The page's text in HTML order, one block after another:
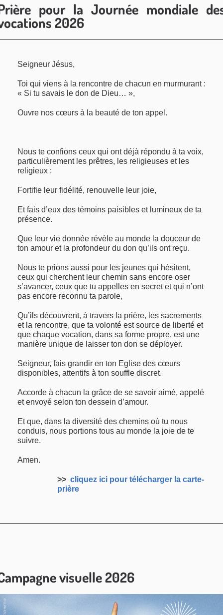
pour la Journée mondiale
2026
Seigneur Jésus,
Toi qui viens à la rencontre de chacun en murmurant :
« Si tu savais le don de Dieu… »,
Ouvre nos cœurs à la beauté de ton appel.
Nous te confions ceux qui ont déjà répondu à ta voix,
particulièrement les prêtres, les religieuses et les
religieux :
Fortifie leur fidélité, renouvelle leur joie,
Et fais d’eux des témoins paisibles et lumineux de ta
présence.
Que leur vie donnée révèle au monde la douceur de
ton amour et la profondeur du don qu’ils ont reçu.
Nous te prions aussi pour les jeunes qui hésitent,
ceux qui cherchent leur chemin sans encore oser
s’avancer, ceux que tu appelles en secret et qui n’ont
pas encore reconnu ta parole,
Qu’ils découvrent, à travers la prière, les sacrements
et la rencontre, que ta volonté est source de liberté et
que chaque vocation, dans sa forme propre, est une
manière unique de laisser ton don se déployer.
Seigneur, fais grandir en ton Eglise des cœurs
disponibles, attentifs à ton souffle discret.
Accorde à chacun la grâce de se savoir aimé, appelé
et envoyé selon ton dessein d’amour.
Et que, dans la diversité des chemins où tu nous
conduis, nous portions tous au monde la joie de te
suivre.
Amen.
>> cliquez ici pour télécharger la carte-
prière
visuelle 2026